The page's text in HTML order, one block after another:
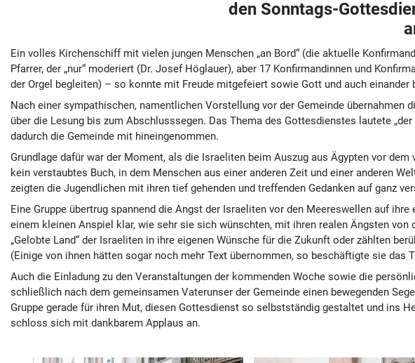
den Sonntags-
Ein volles Kirchenschiff mit vielen jungen Menschen „an Bord“ (die aktuelle
Pfarrer, der „nur“ moderiert (Dr. Josef Höglauer), aber 17 Konfirmandinnen und
der Orgel begleiten) – so konnte mit Freude mitgefeiert sowie Gott und auch einander
Nach einer sympathischen, namentlichen Vorstellung vor der Gemeinde übernahmen
über die Lesung bis zum Abschlusssegen. Das Thema des Gottesdienstes lautete
dadurch die Gemeinde mit hineingenommen.
Grundlage dafür war der Moment, als die Israeliten beim Auszug aus Ägypten vor
kein verstaubtes Buch, in dem Menschen aus einer anderen Zeit und einer anderen
zeigten die Jugendlichen mit ihren tief gehenden und treffenden Gedanken auf ganz
Eine Gruppe übertrug spannend die Angst der Israeliten vor den Meereswellen auf
einem kleinen Anspiel klar, wie sehr sie sich wünschten, mit ihren realen Ängsten
„Gelobte Land“ der Israeliten in ihre eigenen Wünsche für die Zukunft oder zählten
(Einige von ihnen hätten sogar noch mehr Text übernommen, so beschäftigte sie das
Auch die Einladung zu den Veranstaltungen der kommenden Woche sowie die
schließlich nach dem gemeinsamen Vaterunser der Gemeinde einen bewegenden
Gruppe gerade für ihren Mut, diesen Gottesdienst so selbstständig gestaltet und ins
schloss sich mit dankbarem Applaus an.